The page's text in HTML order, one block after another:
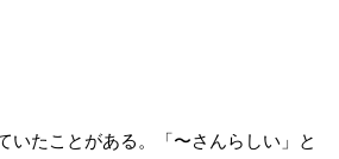
いたことがある。「〜さんらしい」と